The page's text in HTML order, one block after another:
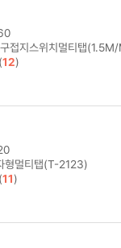
접지스위치멀티탭
12)
형멀티탭(T-2123)
11)